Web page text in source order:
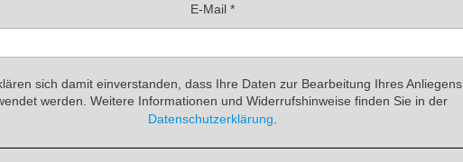
E-Mail *
sich damit einverstanden, dass Ihre Daten zur Bearbeitung Ihres Anliegens
werden. Weitere Informationen und Widerrufshinweise finden Sie in der
Datenschutzerklärung